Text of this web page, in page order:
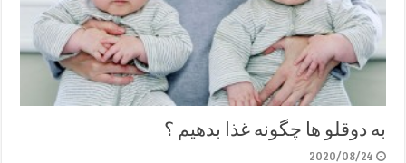
به دوقلو ها چگونه غذا بدهیم ؟
2020/08/24